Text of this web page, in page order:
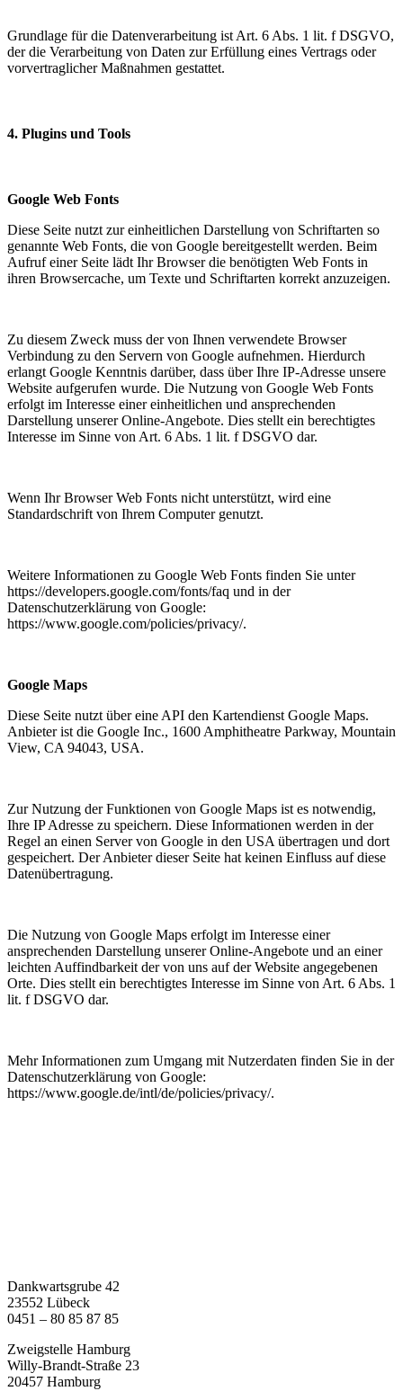
Grundlage für die Datenverarbeitung ist Art. 6 Abs. 1 lit. f DSGVO,
der die Verarbeitung von Daten zur Erfüllung eines Vertrags oder
vorvertraglicher Maßnahmen gestattet.
4. Plugins und Tools
Google Web Fonts
Diese Seite nutzt zur einheitlichen Darstellung von Schriftarten so
genannte Web Fonts, die von Google bereitgestellt werden. Beim
Aufruf einer Seite lädt Ihr Browser die benötigten Web Fonts in
ihren Browsercache, um Texte und Schriftarten korrekt anzuzeigen.
Zu diesem Zweck muss der von Ihnen verwendete Browser
Verbindung zu den Servern von Google aufnehmen. Hierdurch
erlangt Google Kenntnis darüber, dass über Ihre IP-Adresse unsere
Website aufgerufen wurde. Die Nutzung von Google Web Fonts
erfolgt im Interesse einer einheitlichen und ansprechenden
Darstellung unserer Online-Angebote. Dies stellt ein berechtigtes
Interesse im Sinne von Art. 6 Abs. 1 lit. f DSGVO dar.
Wenn Ihr Browser Web Fonts nicht unterstützt, wird eine
Standardschrift von Ihrem Computer genutzt.
Weitere Informationen zu Google Web Fonts finden Sie unter
https://developers.google.com/fonts/faq und in der
Datenschutzerklärung von Google:
https://www.google.com/policies/privacy/.
Google Maps
Diese Seite nutzt über eine API den Kartendienst Google Maps.
Anbieter ist die Google Inc., 1600 Amphitheatre Parkway, Mountain
View, CA 94043, USA.
Zur Nutzung der Funktionen von Google Maps ist es notwendig,
Ihre IP Adresse zu speichern. Diese Informationen werden in der
Regel an einen Server von Google in den USA übertragen und dort
gespeichert. Der Anbieter dieser Seite hat keinen Einfluss auf diese
Datenübertragung.
Die Nutzung von Google Maps erfolgt im Interesse einer
ansprechenden Darstellung unserer Online-Angebote und an einer
leichten Auffindbarkeit der von uns auf der Website angegebenen
Orte. Dies stellt ein berechtigtes Interesse im Sinne von Art. 6 Abs. 1
lit. f DSGVO dar.
Mehr Informationen zum Umgang mit Nutzerdaten finden Sie in der
Datenschutzerklärung von Google:
https://www.google.de/intl/de/policies/privacy/.
Dankwartsgrube 42
23552 Lübeck
0451 – 80 85 87 85
Zweigstelle Hamburg
Willy-Brandt-Straße 23
20457 Hamburg